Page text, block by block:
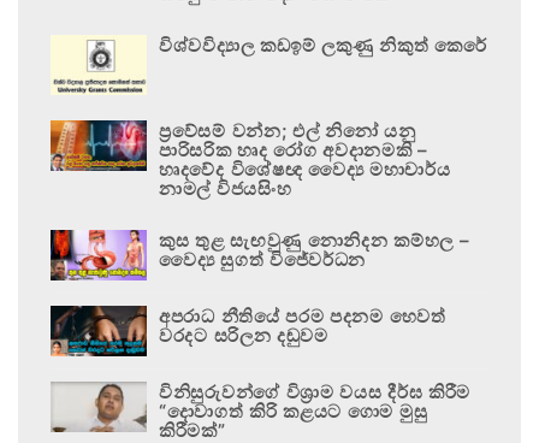
විශ්වවිද්‍යාල කඩඉම් ලකුණු නිකුත් කෙරේ
ප්‍රවේසම් වන්න; එල් නිනෝ යනු
පාරිසරික හෘද රෝග අවදානමකි –
හෘදවේද විශේෂඥ වෛද්‍ය මහාචාර්ය
නාමල් විජයසිංහ
කුස තුළ සැඟවුණු නොනිදන කම්හල –
වෛද්‍ය සුගත් විජේවර්ධන
අපරාධ නීතියේ පරම පදනම හෙවත්
වරදට සරිලන දඬුවම
විනිසුරුවන්ගේ විශ්‍රාම වයස දීර්ඝ කිරීම
“දොවාගත් කිරි කළයට ගොම මුසු
කිරීමක්”